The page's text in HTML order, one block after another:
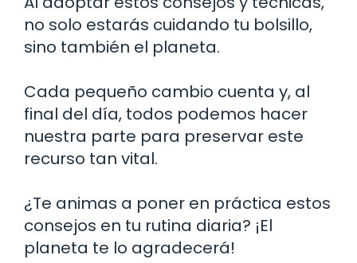
no solo estarás cuidando tu bolsillo,
sino también el planeta.
Cada pequeño cambio cuenta y, al
final del día, todos podemos hacer
nuestra parte para preservar este
recurso tan vital.
¿Te animas a poner en práctica estos
consejos en tu rutina diaria? ¡El
planeta te lo agradecerá!